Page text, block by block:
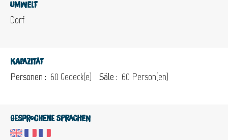
Umwelt
Dorf
Kapazität
Personen : 60 Gedeck(e) Säle : 60 Person(en)
Gesprochene Sprachen